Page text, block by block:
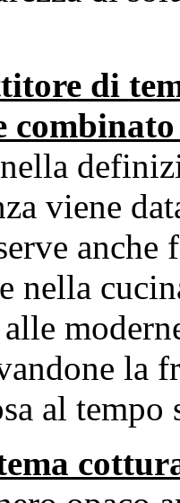
di
viene
anche
nella
la
al tempo